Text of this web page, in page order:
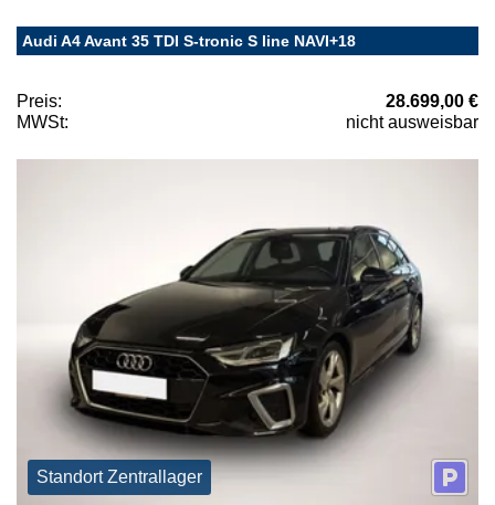
Audi A4 Avant 35 TDI S-tronic S line NAVI+18
Preis:
28.699,00 €
MWSt:
nicht ausweisbar
Standort Zentrallager